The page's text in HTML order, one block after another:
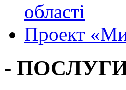
області
Проект
-